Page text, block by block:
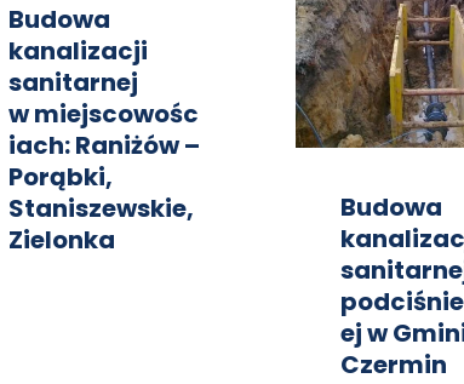
Budowa
kanalizacji
sanitarnej
w miejscowośc
iach: Raniżów –
Porąbki,
Staniszewskie,
Zielonka
Budowa
ej w
Czermin